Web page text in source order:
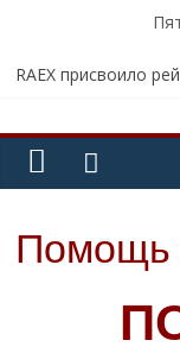
RAEX присвоило
СМИ: мошенники
телеведущего 800
Советник
Московской бирже
Помощь